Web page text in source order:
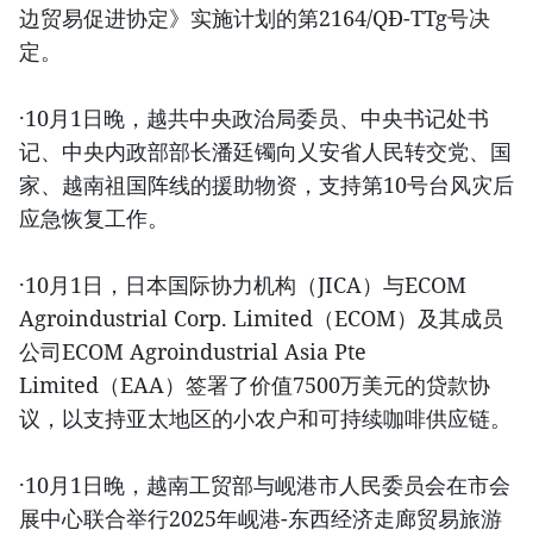
边贸易促进协定》实施计划的第2164/QĐ-TTg号决
定。
·10月1日晚，越共中央政治局委员、中央书记处书
记、中央内政部部长潘廷镯向乂安省人民转交党、国
家、越南祖国阵线的援助物资，支持第10号台风灾后
应急恢复工作。
·10月1日，日本国际协力机构（JICA）与ECOM
Agroindustrial Corp. Limited（ECOM）及其成员
公司ECOM Agroindustrial Asia Pte
Limited（EAA）签署了价值7500万美元的贷款协
议，以支持亚太地区的小农户和可持续咖啡供应链。
·10月1日晚，越南工贸部与岘港市人民委员会在市会
展中心联合举行2025年岘港-东西经济走廊贸易旅游